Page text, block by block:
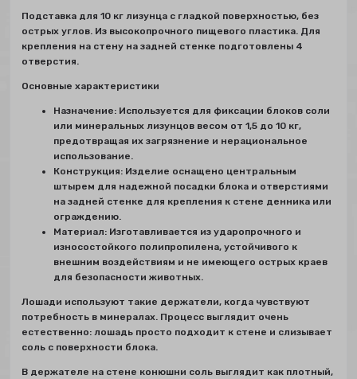
Подставка для 10 кг лизунца с гладкой поверхностью, без
острых углов. Из высокопрочного пищевого пластика. Для
крепления на стену на задней стенке подготовлены 4
отверстия.
Основные характеристики
Назначение: Используется для фиксации блоков соли
или минеральных лизунцов весом от 1,5 до 10 кг,
предотвращая их загрязнение и нерациональное
использование.
Конструкция: Изделие оснащено центральным
штырем для надежной посадки блока и отверстиями
на задней стенке для крепления к стене денника или
ограждению.
Материал: Изготавливается из ударопрочного и
износостойкого полипропилена, устойчивого к
внешним воздействиям и не имеющего острых краев
для безопасности животных.
Лошади используют такие держатели, когда чувствуют
потребность в минералах. Процесс выглядит очень
естественно: лошадь просто подходит к стене и слизывает
соль с поверхности блока.
В держателе на стене конюшни соль выглядит как плотный,